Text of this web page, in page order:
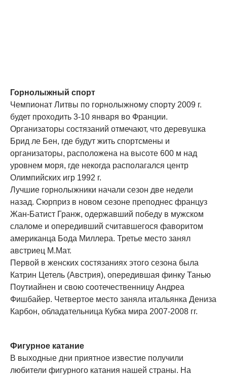
Горнолыжный спорт
Чемпионат Литвы по горнолыжному спорту 2009 г.
будет проходить 3-10 января во Франции.
Организаторы состязаний отмечают, что деревушка
Брид ле Бен, где будут жить спортсмены и
организаторы, расположена на высоте 600 м над
уровнем моря, где некогда располагался центр
Олимпийских игр 1992 г.
Лучшие горнолыжники начали сезон две недели
назад. Сюрприз в новом сезоне преподнес француз
Жан-Батист Гранж, одержавший победу в мужском
слаломе и опередивший считавшегося фаворитом
американца Бода Миллера. Третье место занял
австриец М.Мат.
Первой в женских состязаниях этого сезона была
Катрин Цетель (Австрия), опередившая финку Танью
Поутиайнен и свою соотечественницу Андреа
Фишбайер. Четвертое место заняла итальянка Дениза
Карбон, обладательница Кубка мира 2007-2008 гг.
Фигурное катание
В выходные дни приятное известие получили
любители фигурного катания нашей страны. На